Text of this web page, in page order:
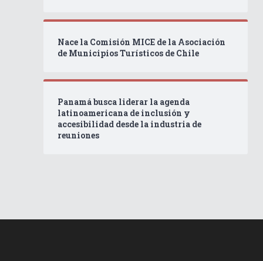
Nace la Comisión MICE de la Asociación
de Municipios Turísticos de Chile
Panamá busca liderar la agenda
latinoamericana de inclusión y
accesibilidad desde la industria de
reuniones